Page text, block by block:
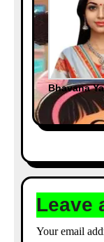
Bhavana
Leave
Your email